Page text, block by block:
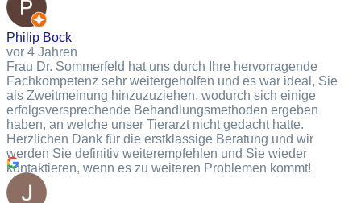
Philip Bock
vor 4 Jahren
Frau Dr. Sommerfeld hat uns durch Ihre hervorragende
Fachkompetenz sehr weitergeholfen und es war ideal, Sie
als Zweitmeinung hinzuzuziehen, wodurch sich einige
erfolgsversprechende Behandlungsmethoden ergeben
haben, an welche unser Tierarzt nicht gedacht hatte.
Herzlichen Dank für die erstklassige Beratung und wir
werden Sie definitiv weiterempfehlen und Sie wieder
kontaktieren, wenn es zu weiteren Problemen kommt!